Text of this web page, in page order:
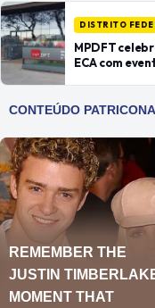
DISTRITO
MPDFT
ECA com